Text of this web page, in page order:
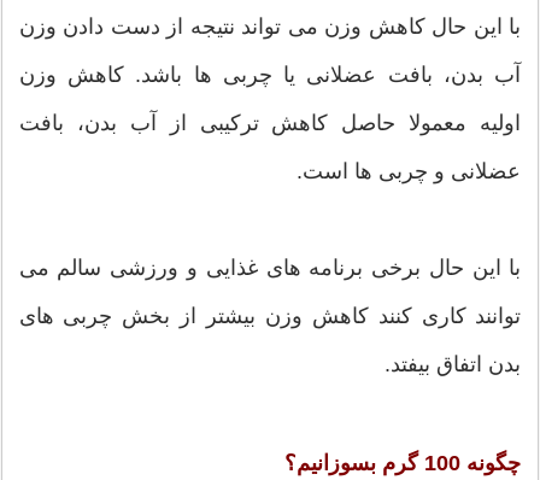
با این حال کاهش وزن می تواند نتیجه از دست دادن وزن
آب بدن، بافت عضلانی یا چربی ها باشد. کاهش وزن
اولیه معمولا حاصل کاهش ترکیبی از آب بدن، بافت
عضلانی و چربی ها است.
با این حال برخی برنامه های غذایی و ورزشی سالم می
توانند کاری کنند کاهش وزن بیشتر از بخش چربی های
بدن اتفاق بیفتد.
چگونه 100 گرم بسوزانیم؟